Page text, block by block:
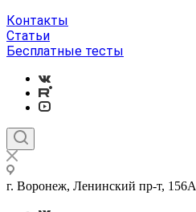
Контакты
Статьи
Бесплатные тесты
г. Воронеж, Ленинский пр-т, 156А